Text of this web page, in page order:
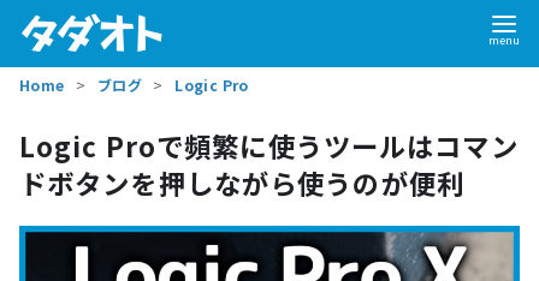
Home ブログ Logic Pro
Logic Proで頻繁に使うツールはコマン
ドボタンを押しながら使うのが便利